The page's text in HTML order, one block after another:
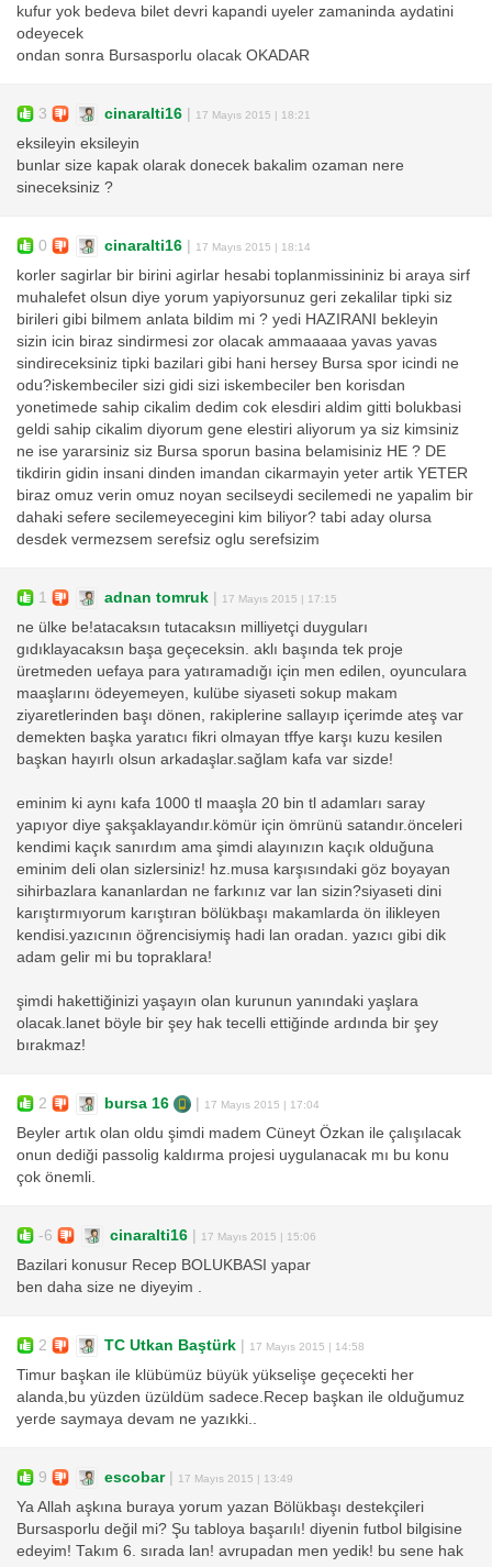
kufur yok bedeva bilet devri kapandi uyeler zamaninda aydatini
odeyecek
ondan sonra Bursasporlu olacak OKADAR
3 cinaralti16 17 Mayıs 2015 | 18:21
eksileyin eksileyin
bunlar size kapak olarak donecek bakalim ozaman nere
sineceksiniz ?
0 cinaralti16 17 Mayıs 2015 | 18:14
korler sagirlar bir birini agirlar hesabi toplanmissininiz bi araya sirf
muhalefet olsun diye yorum yapiyorsunuz geri zekalilar tipki siz
birileri gibi bilmem anlata bildim mi ? yedi HAZIRANI bekleyin
sizin icin biraz sindirmesi zor olacak ammaaaaa yavas yavas
sindireceksiniz tipki bazilari gibi hani hersey Bursa spor icindi ne
odu?iskembeciler sizi gidi sizi iskembeciler ben korisdan
yonetimede sahip cikalim dedim cok elesdiri aldim gitti bolukbasi
geldi sahip cikalim diyorum gene elestiri aliyorum ya siz kimsiniz
ne ise yararsiniz siz Bursa sporun basina belamisiniz HE ? DE
tikdirin gidin insani dinden imandan cikarmayin yeter artik YETER
biraz omuz verin omuz noyan secilseydi secilemedi ne yapalim bir
dahaki sefere secilemeyecegini kim biliyor? tabi aday olursa
desdek vermezsem serefsiz oglu serefsizim
1 adnan tomruk 17 Mayıs 2015 | 17:15
ne ülke be!atacaksın tutacaksın milliyetçi duyguları
gıdıklayacaksın başa geçeceksin. aklı başında tek proje
üretmeden uefaya para yatıramadığı için men edilen, oyunculara
maaşlarını ödeyemeyen, kulübe siyaseti sokup makam
ziyaretlerinden başı dönen, rakiplerine sallayıp içerimde ateş var
demekten başka yaratıcı fikri olmayan tffye karşı kuzu kesilen
başkan hayırlı olsun arkadaşlar.sağlam kafa var sizde!
eminim ki aynı kafa 1000 tl maaşla 20 bin tl adamları saray
yapıyor diye şakşaklayandır.kömür için ömrünü satandır.önceleri
kendimi kaçık sanırdım ama şimdi alayınızın kaçık olduğuna
eminim deli olan sizlersiniz! hz.musa karşısındaki göz boyayan
sihirbazlara kananlardan ne farkınız var lan sizin?siyaseti dini
karıştırmıyorum karıştıran bölükbaşı makamlarda ön ilikleyen
kendisi.yazıcının öğrencisiymiş hadi lan oradan. yazıcı gibi dik
adam gelir mi bu topraklara!
şimdi hakettiğinizi yaşayın olan kurunun yanındaki yaşlara
olacak.lanet böyle bir şey hak tecelli ettiğinde ardında bir şey
bırakmaz!
2 bursa 16 17 Mayıs 2015 | 17:04
Beyler artık olan oldu şimdi madem Cüneyt Özkan ile çalışılacak
onun dediği passolig kaldırma projesi uygulanacak mı bu konu
çok önemli.
-6 cinaralti16 17 Mayıs 2015 | 15:06
Bazilari konusur Recep BOLUKBASI yapar
ben daha size ne diyeyim .
2 TC Utkan Baştürk 17 Mayıs 2015 | 14:58
Timur başkan ile klübümüz büyük yükselişe geçecekti her
alanda,bu yüzden üzüldüm sadece.Recep başkan ile olduğumuz
yerde saymaya devam ne yazıkki..
9 escobar| 17 Mayıs 2015 | 13:49
Ya Allah aşkına buraya yorum yazan Bölükbaşı destekçileri
Bursasporlu değil mi? Şu tabloya başarılı! diyenin futbol bilgisine
edeyim! Takım 6. sırada lan! avrupadan men yedik! bu sene hak